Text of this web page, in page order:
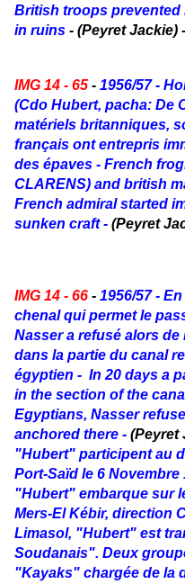
British troops prevented
in ruins - (Peyret Jackie) -
IMG 14 - 65 - 1956/57 -
(Cdo Hubert, pacha: De
matériels britanniques,
français ont entrepris
des épaves - French
CLARENS) and british
French admiral started
sunken craft - (Peyret
IMG 14 - 66 - 1956/57 -
chenal qui permet le
Nasser a refusé alors
dans la partie du canal
égyptien - In 20 days a
in the section of the
Egyptians, Nasser
anchored there - (Peyret
"Hubert" participent au
Port-Saïd le 6 Novembre
"Hubert" embarque sur
Mers-El Kébir, direction
Limasol, "Hubert" est
Soudanais". Deux
"Kayaks" chargée de la